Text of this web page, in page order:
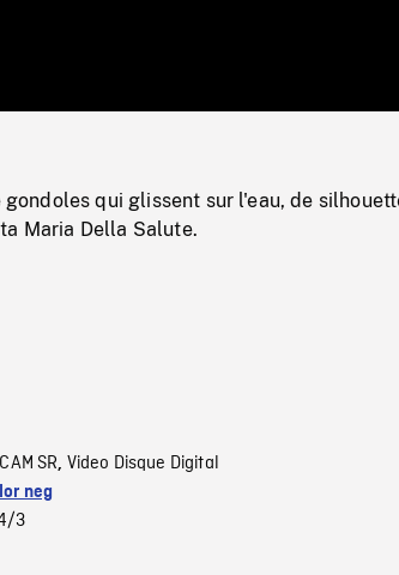
0%
qui glissent sur l'eau, de
Maria Della Salute.
SR, Video Disque Digital
neg
3